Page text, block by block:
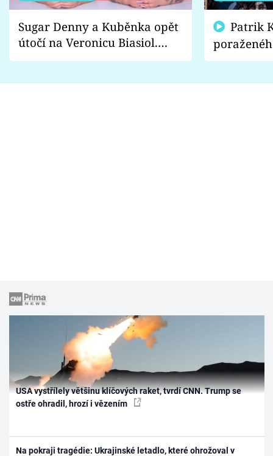
Sugar Denny a Kuběnka opět
útočí na Veronicu Biasiol.
Proč je podle nich falešná a
fanoušci
USA vystřílely většinu klíčových raket, tvrdí CNN. Trump se
ostře ohradil, hrozí i vězením
Na pokraji tragédie: Ukrajinské letadlo, které ohrožoval v